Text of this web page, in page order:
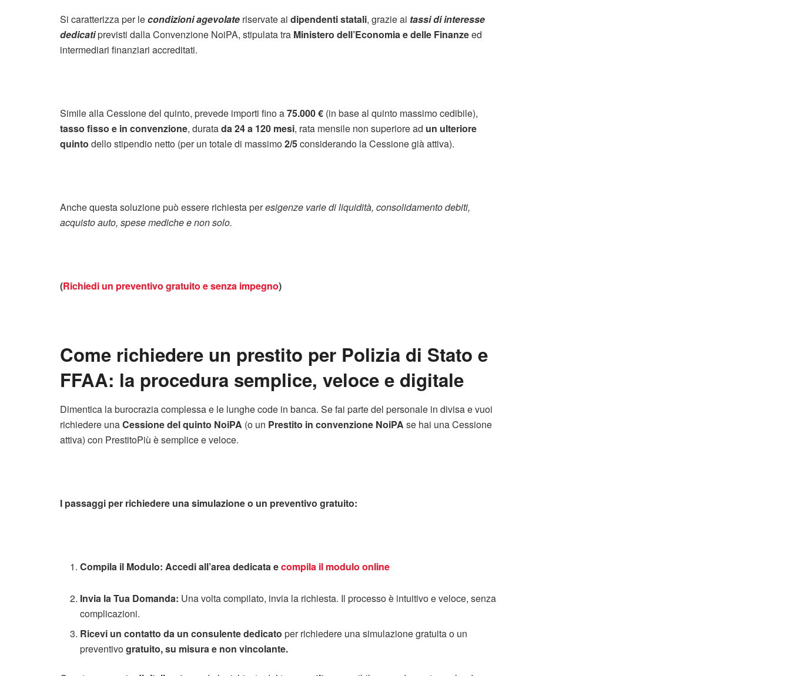
Si caratterizza per lecondizioni agevolate riservate ai dipendenti statali, grazie ai tassi di interesse
dedicatiprevisti dalla Convenzione NoiPA, stipulata tra Ministero dell’Economia e delle Finanzeed
intermediari finanziari accreditati.
Simile alla Cessione del quinto, prevede importi fino a75.000 € (in base al quinto massimo cedibile),
tasso fisso e in convenzione, duratada 24 a 120 mesi, rata mensile non superiore ad un ulteriore
quinto dello stipendio netto (per un totale di massimo2/5considerando la Cessione già attiva).
Anche questa soluzione può essere richiesta peresigenze varie di liquidità, consolidamento debiti,
acquisto auto, spese mediche e non solo.
(Richiedi un preventivo gratuito e senza impegno)
Come richiedere un prestito per Polizia di Stato e
FFAA: la procedura semplice, veloce e digitale
Dimentica la burocrazia complessa e le lunghe code in banca. Se fai parte del personale in divisa e vuoi
richiedere unaCessione del quinto NoiPA (o un Prestito in convenzione NoiPA se hai una Cessione
attiva) con PrestitoPiù è semplice e veloce.
I passaggi per richiedere una simulazione o un preventivo gratuito:
Compila il Modulo: Accedi all’area dedicata ecompila il modulo online
Invia la Tua Domanda: Una volta compilato, invia la richiesta. Il processo è intuitivo e veloce, senza
complicazioni.
Ricevi un contatto da un consulente dedicatoper richiedere una simulazione gratuita o un
preventivogratuito, su misura e non vincolante.